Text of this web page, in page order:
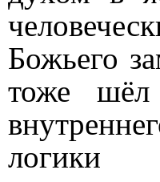
Божьего
тоже шёл